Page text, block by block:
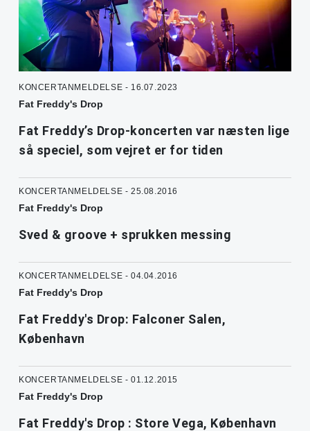
KONCERTANMELDELSE - 16.07.2023
Fat Freddy's Drop
Fat Freddy’s Drop-koncerten var næsten lige
så speciel, som vejret er for tiden
KONCERTANMELDELSE - 25.08.2016
Fat Freddy's Drop
Sved & groove + sprukken messing
KONCERTANMELDELSE - 04.04.2016
Fat Freddy's Drop
Fat Freddy's Drop: Falconer Salen,
København
KONCERTANMELDELSE - 01.12.2015
Fat Freddy's Drop
Fat Freddy's Drop : Store Vega, København